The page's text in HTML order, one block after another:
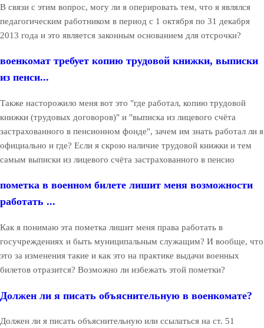
В связи с этим вопрос, могу ли я оперировать тем, что я являлся
педагогическим работником в период с 1 октября по 31 декабря
2013 года и это является законным основанием для отсрочки?
военкомат требует копию трудовой книжки, выписки
из пенси...
Также насторожило меня вот это "где работал, копию трудовой
книжки (трудовых договоров)" и "выписка из лицевого счёта
застрахованного в пенсионном фонде", зачем им знать работал ли я
официально и где? Если я скрою наличие трудовой книжки и тем
самым выписки из лицевого счёта застрахованного в пенсио
пометка в военном билете лишит меня возможности
работать ...
Как я понимаю эта пометка лишит меня права работать в
госучреждениях и быть муниципальным служащим? И вообще, что
это за изменения такие и как это на практике выдачи военных
билетов отразится? Возможно ли избежать этой пометки?
Должен ли я писать объяснительную в военкомате?
Должен ли я писать объяснительную или ссылаться на ст. 51